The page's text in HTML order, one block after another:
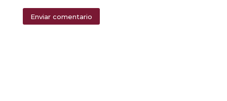
Enviar comentario